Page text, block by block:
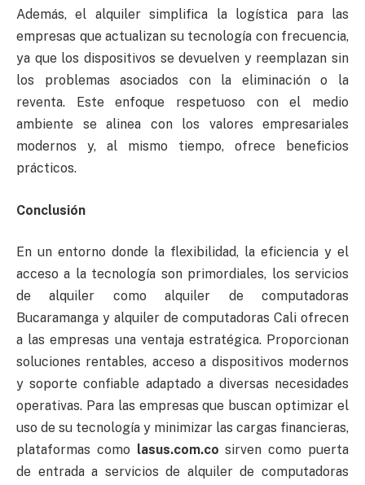
Además, el alquiler simplifica la logística para las
empresas que actualizan su tecnología con frecuencia,
ya que los dispositivos se devuelven y reemplazan sin
los problemas asociados con la eliminación o la
reventa. Este enfoque respetuoso con el medio
ambiente se alinea con los valores empresariales
modernos y, al mismo tiempo, ofrece beneficios
prácticos.
Conclusión
En un entorno donde la flexibilidad, la eficiencia y el
acceso a la tecnología son primordiales, los servicios
de alquiler como alquiler de computadoras
Bucaramanga y alquiler de computadoras Cali ofrecen
a las empresas una ventaja estratégica. Proporcionan
soluciones rentables, acceso a dispositivos modernos
y soporte confiable adaptado a diversas necesidades
operativas. Para las empresas que buscan optimizar el
uso de su tecnología y minimizar las cargas financieras,
plataformas como lasus.com.cosirven como puerta
de entrada a servicios de alquiler de computadoras